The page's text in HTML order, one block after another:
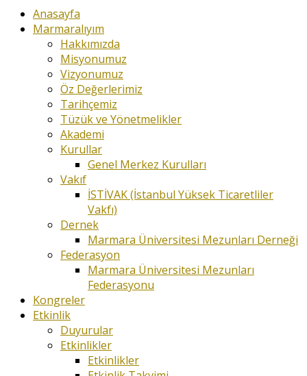
Anasayfa
Marmaralıyım
Hakkımızda
Misyonumuz
Vizyonumuz
Öz Değerlerimiz
Tarihçemiz
Tüzük ve Yönetmelikler
Akademi
Kurullar
Genel Merkez Kurulları
Vakıf
İSTİVAK (İstanbul Yüksek Ticaretliler
Vakfı)
Dernek
Marmara Üniversitesi Mezunları Derneği
Federasyon
Marmara Üniversitesi Mezunları
Federasyonu
Kongreler
Etkinlik
Duyurular
Etkinlikler
Etkinlikler